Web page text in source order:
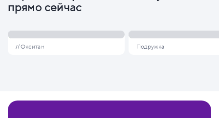
прямо сейчас
л'Окситан Подружка